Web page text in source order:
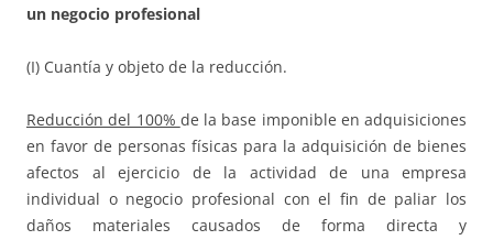
un negocio profesional
(I) Cuantía y objeto de la reducción.
Reducción del 100% de la base imponible en adquisiciones
en favor de personas físicas para la adquisición de bienes
afectos al ejercicio de la actividad de una empresa
individual o negocio profesional con el fin de paliar los
daños materiales causados de forma directa y